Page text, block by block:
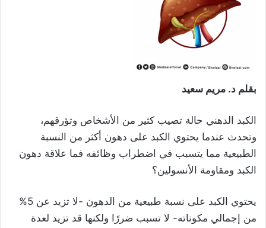
بقلم د. مريم سعيد
الكبد الدهني حالة تصيب كثير من الأشخاص وتؤرقهم،
وتحدث عندما يحتوي الكبد على دهون أكثر من النسبة
الطبيعية مما يتسبب في اضطراب وظائفه فما علاقة دهون
الكبد ومقاومة الأنسولين؟
يحتوي الكبد على نسبة طبيعية من الدهون -لا تزيد عن 5%
من إجمالي مكوناته- لا تسبب ضررًا ولكنها قد تزيد لعدة